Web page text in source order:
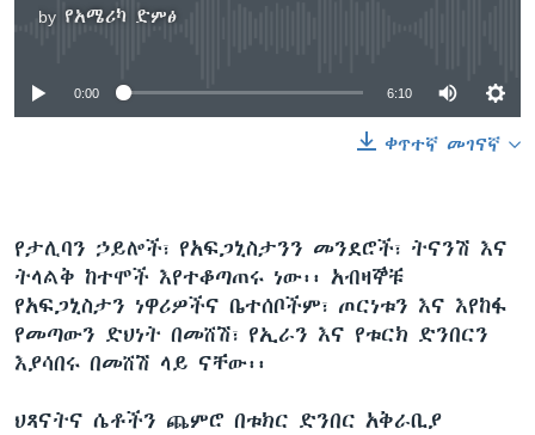
by የአሜሪካ ድምፅ
No media source currently available
0:00 6:10
ቀጥተኛ መገናኛ
የታሊባን ኃይሎች፣ የአፍጋኒስታንን መንደሮች፣ ትናንሽ እና
ትላልቅ ከተሞች እየተቆጣጠሩ ነው፡፡ አብዛኞቹ
የአፍጋኒስታን ነዋሪዎችና ቤተሰቦችም፣ ጦርነቱን እና እየከፋ
የመጣውን ድህነት በመሸሽ፣ የኢራን እና የቱርክ ድንበርን
እያሳበሩ በመሸሽ ላይ ናቸው፡፡
ህጻናትና ሴቶችን ጨምሮ በቱክር ድንበር አቅራቢያ